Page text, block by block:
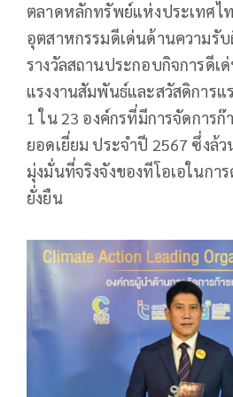
ตลาดหลักทรัพย์แห่งประเทศไท
อุตสาหกรรมดีเด่นด้านความรั
รางวัลสถานประกอบกิจการดีเ
แรงงานสัมพันธ์และสวัสดิการแ
1 ใน 23 องค์กรที่มีการจัดการ
ยอดเยี่ยม ประจำปี 2567 ซึ่งล้ว
มุ่งมั่นที่จริงจังของทีโอเอในกา
ยั่งยืน